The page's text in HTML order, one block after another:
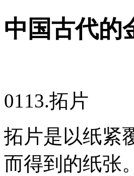
中国古代的
0113.拓片
拓片是以纸紧
而得到的纸张